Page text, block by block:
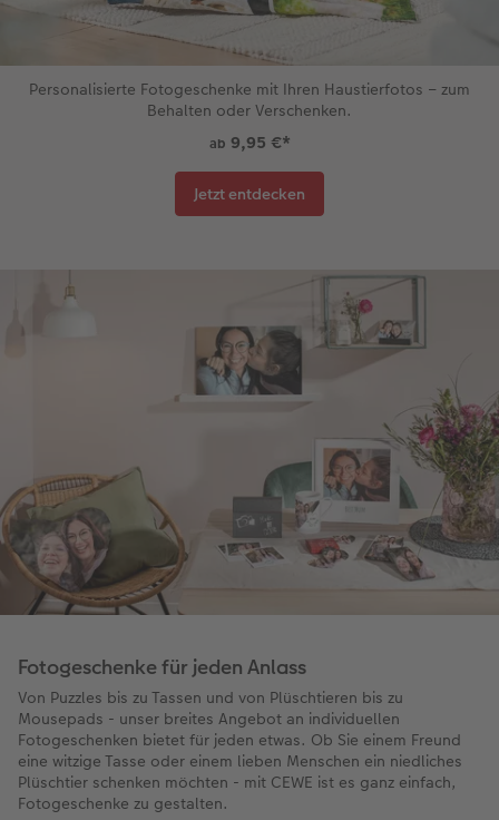
Personalisierte Fotogeschenke mit Ihren Haustierfotos – zum
Behalten oder Verschenken.
ab 9,95 €*
Jetzt entdecken
Fotogeschenke für jeden Anlass
Von Puzzles bis zu Tassen und von Plüschtieren bis zu
Mousepads - unser breites Angebot an individuellen
Fotogeschenken bietet für jeden etwas. Ob Sie einem Freund
eine witzige Tasse oder einem lieben Menschen ein niedliches
Plüschtier schenken möchten - mit CEWE ist es ganz einfach,
Fotogeschenke zu gestalten.